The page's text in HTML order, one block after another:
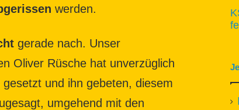
werden.
gerade nach. Unser
Oliver Rüsche hat unverzüglich
und ihn gebeten, diesem
umgehend mit den